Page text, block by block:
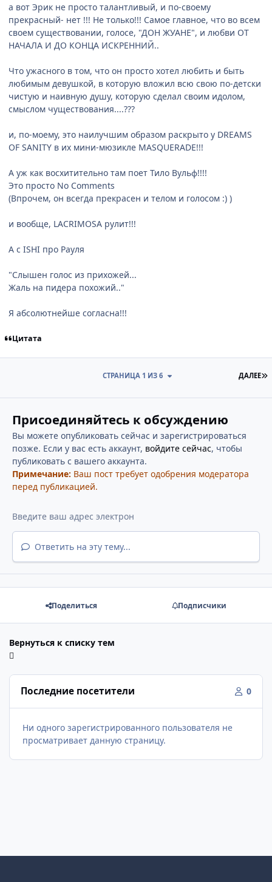
а вот Эрик не просто талантливый, и по-своему
прекрасный- нет !!! Не только!!! Самое главное, что во всем
своем существовании, голосе, "ДОН ЖУАНЕ", и любви ОТ
НАЧАЛА И ДО КОНЦА ИСКРЕННИЙ..
Что ужасного в том, что он просто хотел любить и быть
любимым девушкой, в которую вложил всю свою по-детски
чистую и наивную душу, которую сделал своим идолом,
смыслом чуществования....???
и, по-моему, это наилучшим образом раскрыто у DREAMS
OF SANITY в их мини-мюзикле MASQUERADE!!!
А уж как восхитительно там поет Тило Вульф!!!!
Это просто No Comments
(Впрочем, он всегда прекрасен и телом и голосом :) )
и вообще, LACRIMOSA рулит!!!
А с ISHI про Рауля
"Слышен голос из прихожей...
Жаль на пидера похожий.."
Я абсолютнейше согласна!!!
Цитата
ДАЛЕЕ
СТРАНИЦА 1 ИЗ 6
Присоединяйтесь к обсуждению
Вы можете опубликовать сейчас и зарегистрироваться
позже. Если у вас есть аккаунт, войдите сейчас, чтобы
публиковать с вашего аккаунта.
Примечание: Ваш пост требует одобрения модератора
перед публикацией.
Ответить на эту тему...
Поделиться Подписчики
Вернуться к списку тем
Последние посетители 0
Ни одного зарегистрированного пользователя не
просматривает данную страницу.